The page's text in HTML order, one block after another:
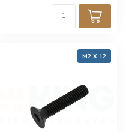
M2 X 12